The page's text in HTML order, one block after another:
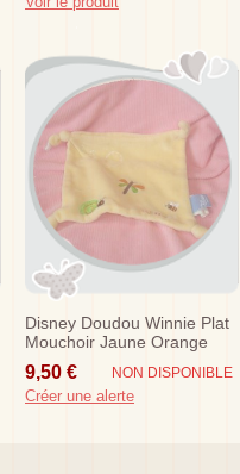
Disney Doudou Winnie Plat
Mouchoir Jaune Orange
Escargot Noeud Sos
9,50 € NON DISPONIBLE
Créer une alerte